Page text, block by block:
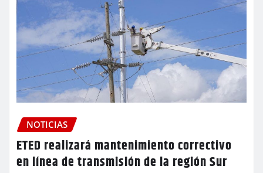
NOTICIAS
ETED realizará mantenimiento correctivo
en línea de transmisión de la región Sur